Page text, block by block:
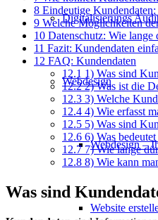
Digitalisierungs
Webdesign
Webdesign –
Website
8 Eindeutige
9 Welche Möglichkeiten
10 Datenschutz: Wie lange
11 Fazit: Kundendaten
12 FAQ: Kundendaten
12.1 1) Was sind
12.22) Was ist die
12.3 3) Welche
12.4 4) Wie erfasst
12.5 5) Was sind
12.6 6) Was
12.77) Wie lange
12.8 8) Wie kann
Was sind